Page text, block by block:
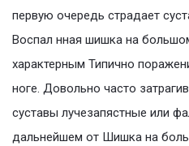
первую очередь страдает
Воспал нная шишка на
характерным Типично
ноге. Довольно часто
суставы лучезапястные или
дальнейшем от Шишка на